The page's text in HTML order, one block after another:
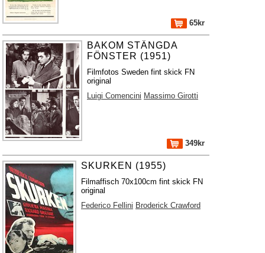
65kr
BAKOM STÄNGDA
FÖNSTER (1951)
Filmfotos Sweden fint skick FN
original
Luigi Comencini Massimo Girotti
349kr
SKURKEN (1955)
Filmaffisch 70x100cm fint skick FN
original
Federico Fellini Broderick Crawford